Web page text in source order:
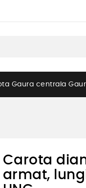
Gaura centrala
Carota
armat,